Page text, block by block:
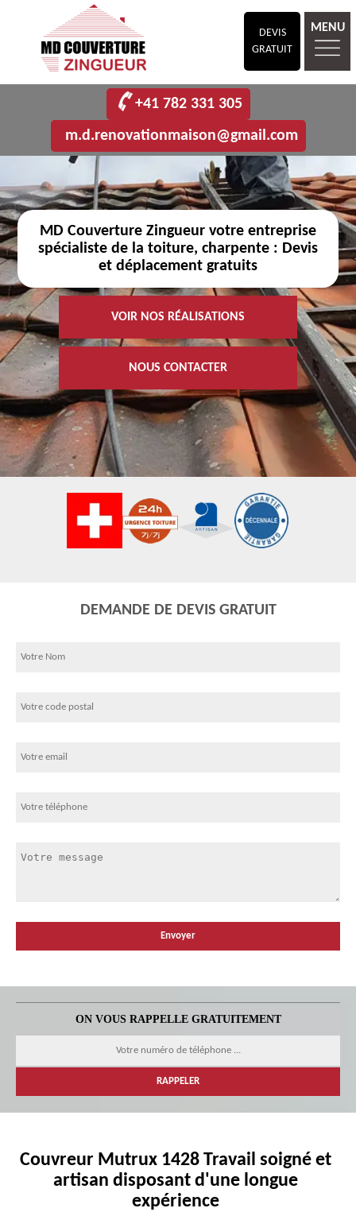
DEVIS
GRATUIT
MENU
+41 782 331 305
m.d.renovationmaison@gmail.com
MD Couverture Zingueur votre entreprise
spécialiste de la toiture, charpente : Devis
et déplacement gratuits
VOIR NOS RÉALISATIONS
NOUS CONTACTER
DEMANDE DE DEVIS GRATUIT
ON VOUS RAPPELLE GRATUITEMENT
Couvreur Mutrux 1428 Travail soigné et
artisan disposant d'une longue
expérience